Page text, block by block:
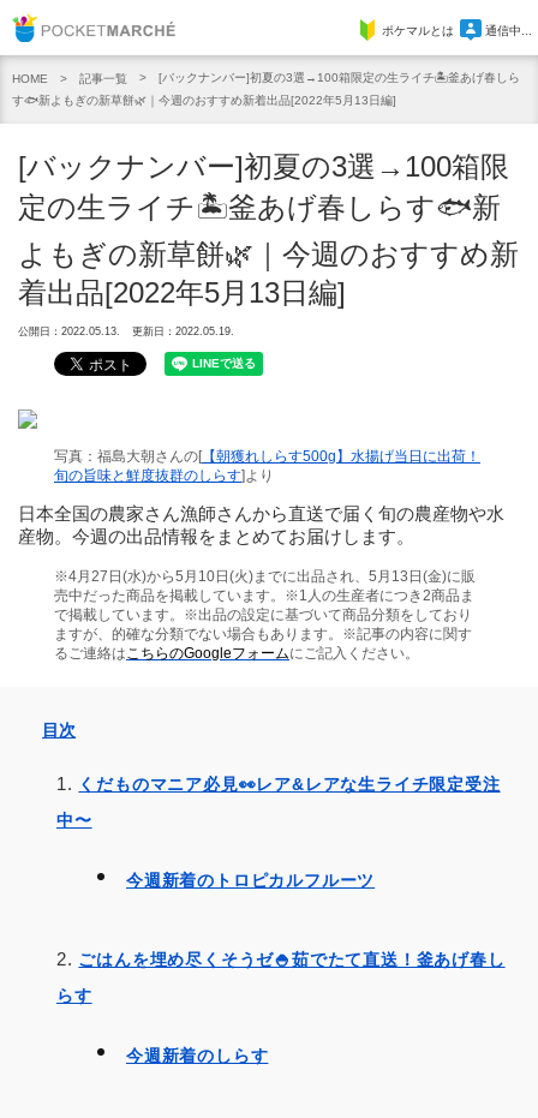
Pocket Marcheポケマルとは 通信中...
HOME 記事一覧
[バックナンバー]初夏の3選→100箱限定の生ライチ🏝️釜あげ春しら
す🐟新よもぎの新草餅🌿｜今週のおすすめ新着出品[2022年5月13日編]
[バックナンバー]初夏の3選→100箱限
定の生ライチ🏝️釜あげ春しらす🐟新
よもぎの新草餅🌿｜今週のおすすめ新
着出品[2022年5月13日編]
公開日：2022.05.13. 更新日：2022.05.19.
写真：福島大朝さんの[【朝獲れしらす500g】水揚げ当日に出荷！
旬の旨味と鮮度抜群のしらす]より
日本全国の農家さん漁師さんから直送で届く旬の農産物や水
産物。今週の出品情報をまとめてお届けします。
※4月27日(水)から5月10日(火)までに出品され、5月13日(金)に販
売中だった商品を掲載しています。※1人の生産者につき2商品ま
で掲載しています。※出品の設定に基づいて商品分類をしており
ますが、的確な分類でない場合もあります。※記事の内容に関す
るご連絡は こちらのGoogleフォームにご記入ください。
目次
くだものマニア必見👀レア&レアな生ライチ限定受注
中〜
今週新着のトロピカルフルーツ
ごはんを埋め尽くそうゼ🍚茹でたて直送！釜あげ春し
らす
今週新着のしらす